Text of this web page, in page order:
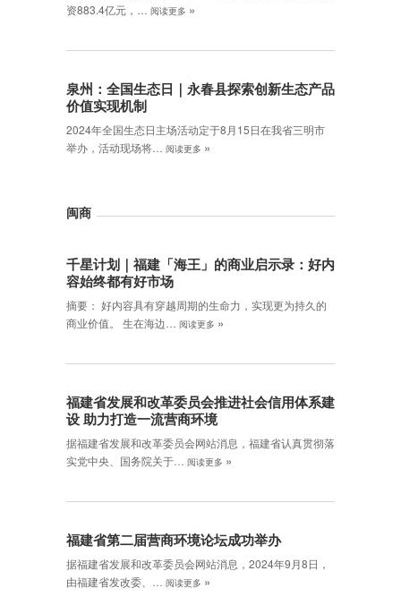
资883.4亿元，…
阅读更多 »
泉州：全国生态日｜永春县探索创新生态产品
价值实现机制
2024年全国生态日主场活动定于8月15日在我省三明市
举办，活动现场将…
阅读更多 »
闽商
千星计划｜福建「海王」的商业启示录：好内
容始终都有好市场
摘要： 好内容具有穿越周期的生命力，实现更为持久的
商业价值。 生在海边…
阅读更多 »
福建省发展和改革委员会推进社会信用体系建
设 助力打造一流营商环境
据福建省发展和改革委员会网站消息，福建省认真贯彻落
实党中央、国务院关于…
阅读更多 »
福建省第二届营商环境论坛成功举办
据福建省发展和改革委员会网站消息，2024年9月8日，
由福建省发改委、…
阅读更多 »